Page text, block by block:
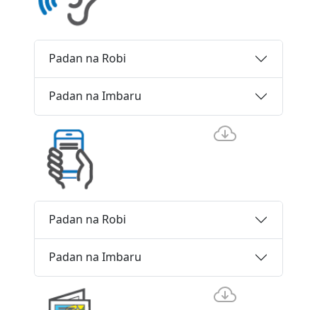
Padan na Robi
Padan na Imbaru
Padan na Robi
Padan na Imbaru